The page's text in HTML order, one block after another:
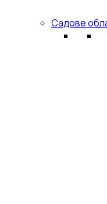
Садове